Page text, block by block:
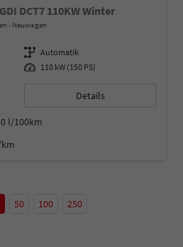
DCT7 110KW Winter
Neuwagen
Getriebe Automatik
Leistung 110 kW (150 PS)
Details
l/100km
50 100 250